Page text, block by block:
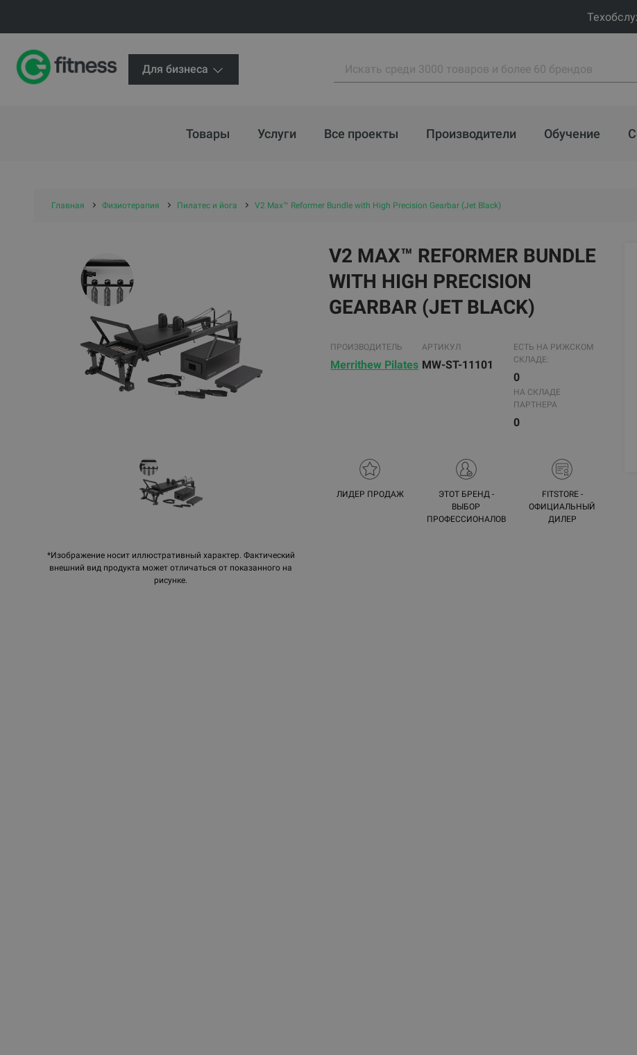
Для бизнеса
Товары Услуги Все проекты Производители Обучение
Главная Физиотерапия Пилатес и йога V2 Max™ Reformer Bundle with High Precision Gearbar (Jet Black)
*Изображение носит иллюстративный характер. Фактический
внешний вид продукта может отличаться от показанного на
рисунке.
V2 MAX™ REFORMER BUNDLE
WITH HIGH PRECISION
GEARBAR (JET BLACK)
ПРОИЗВОДИТЕЛЬ
Merrithew Pilates
АРТИКУЛ
MW-ST-11101
ЕСТЬ НА РИЖСКОМ
СКЛАДЕ:
0
НА СКЛАДЕ
ПАРТНЕРА
0
ЛИДЕР ПРОДАЖ
ЭТОТ БРЕНД -
ВЫБОР
ПРОФЕССИОНАЛОВ
FITSTORE -
ОФИЦИАЛЬНЫЙ
ДИЛЕР